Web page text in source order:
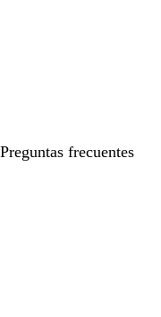
Preguntas frecuentes